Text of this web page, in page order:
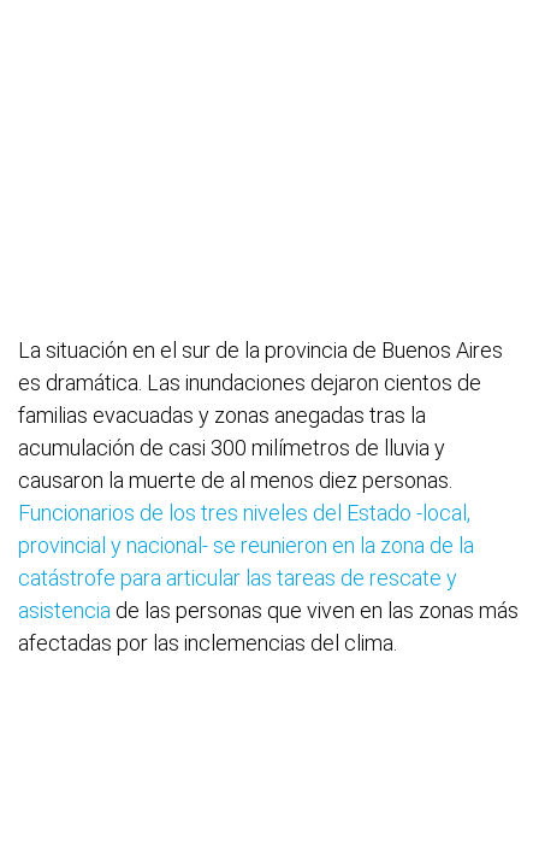
La situación en el sur de la provincia de Buenos Aires
es dramática. Las inundaciones dejaron cientos de
familias evacuadas y zonas anegadas tras la
acumulación de casi 300 milímetros de lluvia y
causaron la muerte de al menos diez personas.
Funcionarios de los tres niveles del Estado -local,
provincial y nacional- se reunieron en la zona de la
catástrofe para articular las tareas de rescate y
asistencia de las personas que viven en las zonas más
afectadas por las inclemencias del clima.